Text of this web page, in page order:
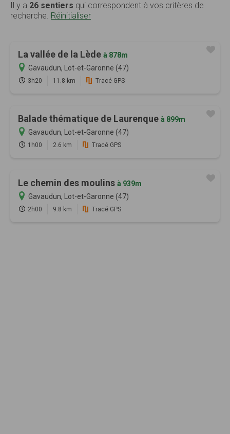
Il y a 26 sentiers qui correspondent à vos critères de
recherche. Réinitialiser
La vallée de la Lède à 878m
Gavaudun, Lot-et-Garonne (47)
3h20 11.8 km Tracé GPS
Balade thématique de Laurenque à 899m
Gavaudun, Lot-et-Garonne (47)
1h00 2.6 km Tracé GPS
Le chemin des moulins à 939m
Gavaudun, Lot-et-Garonne (47)
2h00 9.8 km Tracé GPS